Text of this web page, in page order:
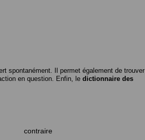
spontanément. Il permet également de trouver
en question. Enfin, le dictionnaire des
contraire